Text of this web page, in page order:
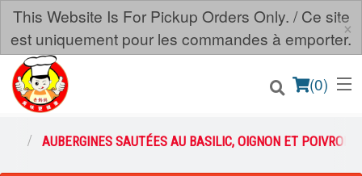
This Website Is For Pickup Orders Only. / Ce site
est uniquement pour les commandes à emporter.
×
(0)
AUBERGINES SAUTÉES AU BASILIC, OIGNON ET POIVRON